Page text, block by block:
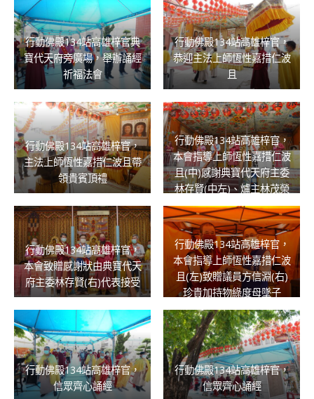
行動佛殿134站高雄梓官典
寶代天府旁廣場，舉辦誦經
祈福法會
行動佛殿134站高雄梓官，
恭迎主法上師恆性嘉措仁波
且
行動佛殿134站高雄梓官，
主法上師恆性嘉措仁波且帶
領貴賓頂禮
行動佛殿134站高雄梓官，
本會指導上師恆性嘉措仁波
且(中)感謝典寶代天府主委
林存賢(中左)、爐主林茂榮
(左一)、顧問詹木川(中右)
蒞臨祈福
行動佛殿134站高雄梓官，
本會致贈感謝狀由典寶代天
府主委林存賢(右)代表接受
行動佛殿134站高雄梓官，
本會指導上師恆性嘉措仁波
且(左)致贈議員方信淵(右)
珍貴加持物綠度母墜子
行動佛殿134站高雄梓官，
信眾齊心誦經
行動佛殿134站高雄梓官，
信眾齊心誦經